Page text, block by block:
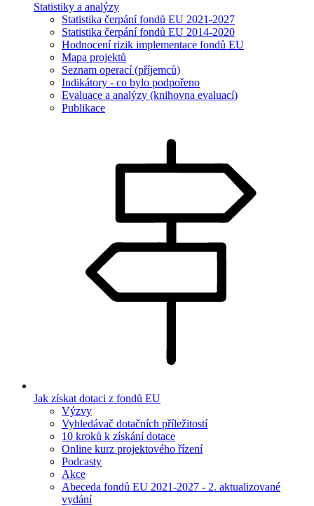
Statistiky a analýzy
Statistika čerpání fondů EU 2021-2027
Statistika čerpání fondů EU 2014-2020
Hodnocení rizik implementace fondů EU
Mapa projektů
Seznam operací (příjemců)
Indikátory - co bylo podpořeno
Evaluace a analýzy (knihovna evaluací)
Publikace
Jak získat dotaci z fondů EU
Výzvy
Vyhledávač dotačních příležitostí
10 kroků k získání dotace
Online kurz projektového řízení
Podcasty
Akce
Abeceda fondů EU 2021-2027 - 2. aktualizované
vydání